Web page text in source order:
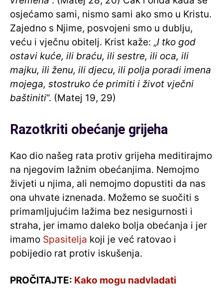
osjećamo sami, nismo sami ako smo u Kristu.
Zajedno s Njime, posvojeni smo u dublju,
veću i vječnu obitelj. Krist kaže: „I tko god
ostavi kuće, ili braću, ili sestre, ili oca, ili
majku, ili ženu, ili djecu, ili polja poradi imena
mojega, stostruko će primiti i život vječni
baštiniti“. (Matej 19, 29)
Razotkriti obećanje grijeha
Kao dio našeg rata protiv grijeha meditirajmo
na njegovim lažnim obećanjima. Nemojmo
živjeti u njima, ali nemojmo dopustiti da nas
ona uhvate iznenada. Možemo se suočiti s
primamljujućim lažima bez nesigurnosti i
straha, jer imamo daleko bolja obećanja i jer
imamo Spasitelja koji je već ratovao i
pobijedio rat protiv iskušenja.
PROČITAJTE: Kako mogu nadvladati